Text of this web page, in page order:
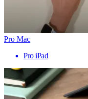
Pro Mac
Pro iPad